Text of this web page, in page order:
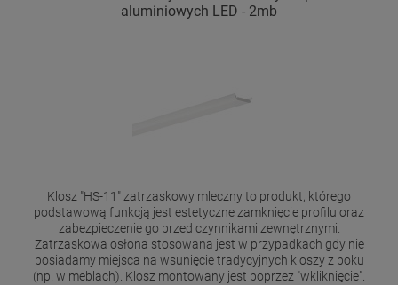
aluminiowych LED - 2mb
Klosz "HS-11" zatrzaskowy mleczny to produkt, którego
podstawową funkcją jest estetyczne zamknięcie profilu oraz
zabezpieczenie go przed czynnikami zewnętrznymi.
Zatrzaskowa osłona stosowana jest w przypadkach gdy nie
posiadamy miejsca na wsunięcie tradycyjnych kloszy z boku
(np. w meblach). Klosz montowany jest poprzez "wkliknięcie".